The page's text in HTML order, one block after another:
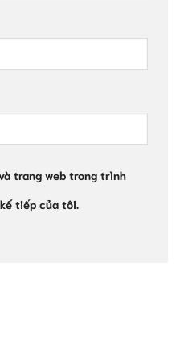
trang web trong trình
tiếp của tôi.